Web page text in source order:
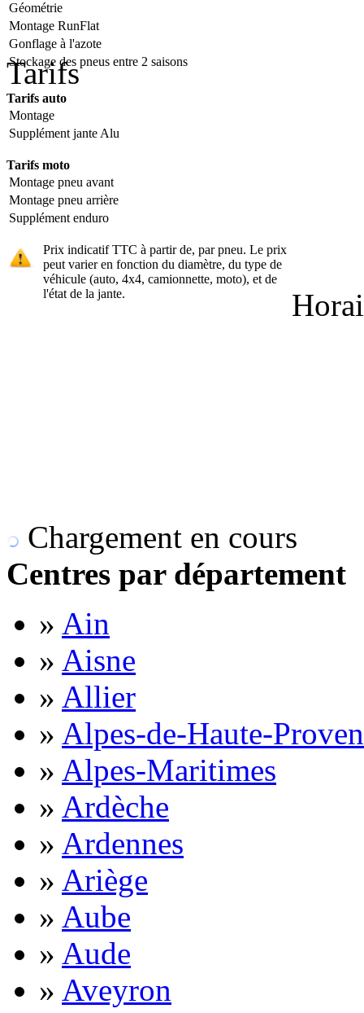
Géométrie
Montage RunFlat
Gonflage à l'azote
Stockage des pneus entre 2 saisons
Tarifs
Tarifs auto
Montage
Supplément jante Alu
Tarifs moto
Montage pneu avant
Montage pneu arrière
Supplément enduro
Prix indicatif TTC à partir de, par pneu. Le prix
peut varier en fonction du diamètre, du type de
véhicule (auto, 4x4, camionnette, moto), et de
l'état de la jante.
Chargement en cours
Centres par département
» Ain
» Aisne
» Allier
» Alpes-de-Haute-
» Alpes-Maritimes
» Ardèche
» Ardennes
» Ariège
» Aube
» Aude
» Aveyron